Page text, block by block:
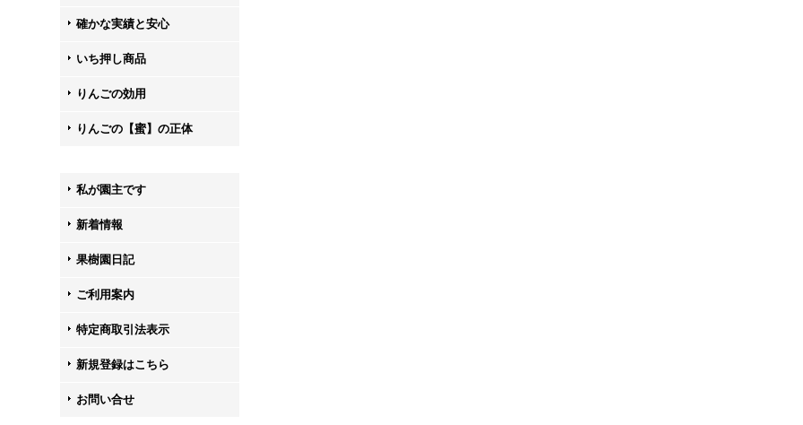
確かな実績と安心
いち押し商品
りんごの効用
りんごの【蜜】の正体
私が園主です
新着情報
果樹園日記
ご利用案内
特定商取引法表示
新規登録はこちら
お問い合せ